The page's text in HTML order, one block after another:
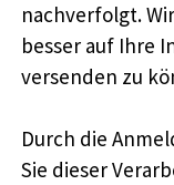
nachverfolgt.
besser auf Ihre
versenden zu
Durch die
Sie dieser